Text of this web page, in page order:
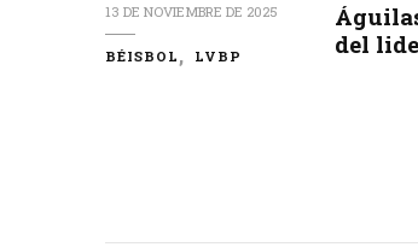
13 DE NOVIEMBRE DE 2025
BÉISBOL LVBP
del